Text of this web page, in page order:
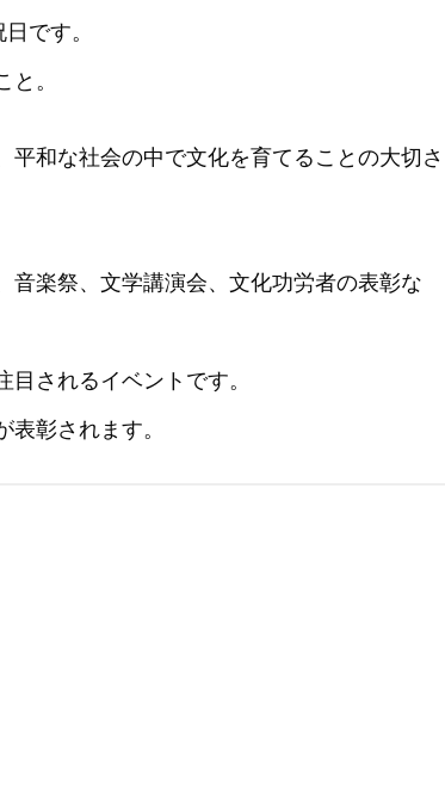
です。
。
和な社会の中で文化を育てることの大切さ
音楽祭、文学講演会、文化功労者の表彰な
されるイベントです。
彰されます。